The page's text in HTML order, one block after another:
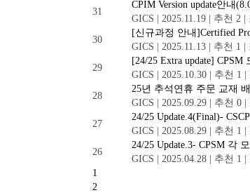
31
CPIM Version update안내
GICS
2025.11.19 추천 2
30
[신규과정 안내]Certified
GICS
2025.11.13 추천 1
29
[24/25 Extra update] CPSM
GICS
2025.10.30 추천 1
28
25년 추석연휴 주문 교재
GICS
2025.09.29 추천 0
27
24/25 Update.4(Final)-
GICS
2025.08.29 추천 1
26
24/25 Update.3- CPSM 각
GICS
2025.04.28 추천 1
1
2